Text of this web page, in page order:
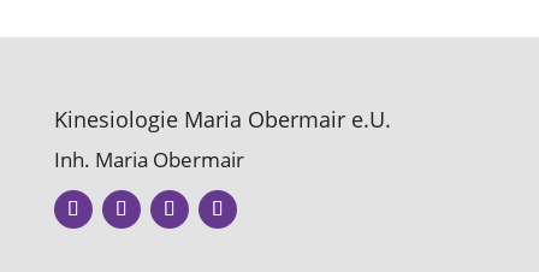
Kinesiologie Maria Obermair e.U.
Inh. Maria Obermair